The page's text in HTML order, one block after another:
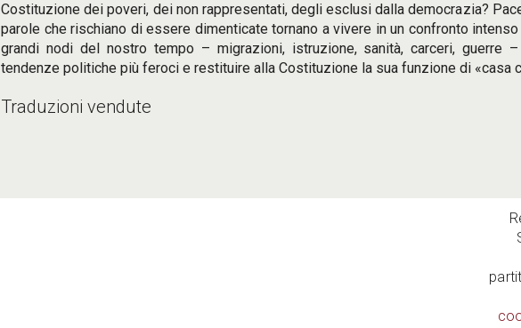
Costituzione dei poveri, dei non rappresentati, degli esclusi dalla democrazia?
parole che rischiano di essere dimenticate tornano a vivere in un confronto
grandi nodi del nostro tempo – migrazioni, istruzione, sanità, carceri, guerre
tendenze politiche più feroci e restituire alla Costituzione la sua funzione di «casa
Traduzioni vendute